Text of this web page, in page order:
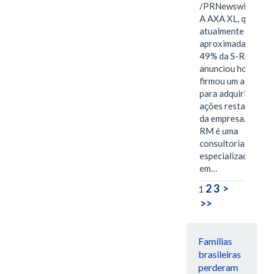
/PRNewswire/ --
A AXA XL, que
atualmente
49% da S-RM,
anunciou hoje
firmou um
para adquirir as
ações restantes
da empresa. A S-
RM é uma
consultoria
especializada
em…
1 23 >
>>
Famílias
brasileiras
perderam